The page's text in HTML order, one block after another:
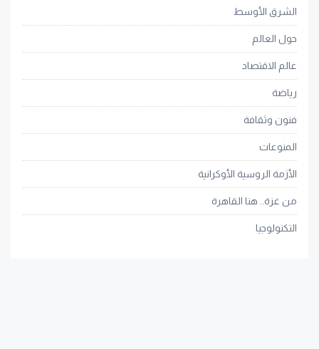
الشرق الأوسط
حول العالم
عالم الاقتصاد
رياضة
فنون وثقافة
المنوعات
الأزمة الروسية الأوكرانية
من غزة.. هنا القاهرة
التكنولوجيا